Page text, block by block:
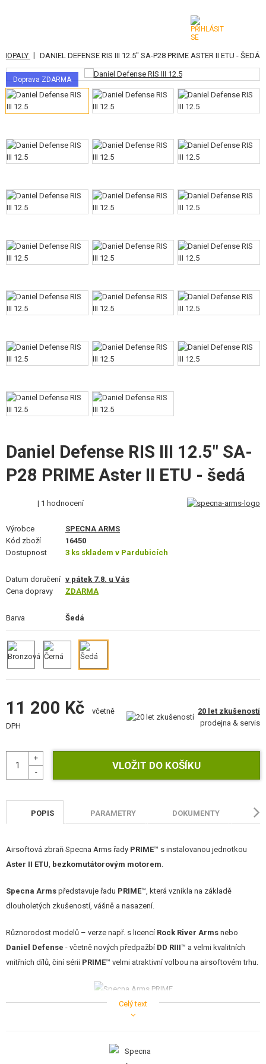
KATEGORIE
AIRSOFTOVÉ ZBRANĚ
VZDUCHOVÉ ZBRANĚ, PRAKY
GRANÁTOMETY, GRANÁTY
KULIČKY, PLYN
AKUMULÁTORY, NABÍJEČKY
BRÝLE, MASKY
MASKOVÁNÍ, BARVY, PÁSKY
DOPLŇKY KE ZBRANÍM, POPRUHY
SERVIS A ÚDRŽBA ZBRANÍ
TERČE, STŘELNICE
STAVEBNICE, MODELY
POŠKOZENÉ, POUŽITÉ ZBOŽÍ
NOVINKY
SLEVY, AKCE
| DANIEL DEFENSE RIS III 12.5" SA-P28 PRIME ASTER II ETU - ŠEDÁ
Doprava ZDARMA
Daniel Defense RIS III 12.5" SA-
P28 PRIME Aster II ETU - šedá
| 1 hodnocení
Výrobce
SPECNA ARMS
Kód zboží
16450
Dostupnost
3 ks skladem v Pardubicích
Datum doručení v pátek 7.8. u Vás
Cena dopravy
ZDARMA
Barva Šedá
11 200 Kč
včetně
DPH
20 let zkušeností
prodejna & servis
POPIS PARAMETRY DOKUMENTY
Airsoftová zbraň Specna Arms řady PRIME™ s instalovanou jednotkou
Aster II ETU, bezkomutátorovým motorem.
Specna Arms představuje řadu PRIME™, která vznikla na základě
dlouholetých zkušeností, vášně a nasazení.
Různorodost modelů – verze např. s licencí Rock River Arms nebo
Daniel Defense - včetně nových předpažbí DD RIII™ a velmi kvalitních
vnitřních dílů, činí sérii PRIME™ velmi atraktivní volbou na airsoftovém trhu.
Zvláštní pozornost si zaslouží motory Specna Arms
. Navíc se tato řada vyznačuje novým mechaboxem Specna Arms
Celý text